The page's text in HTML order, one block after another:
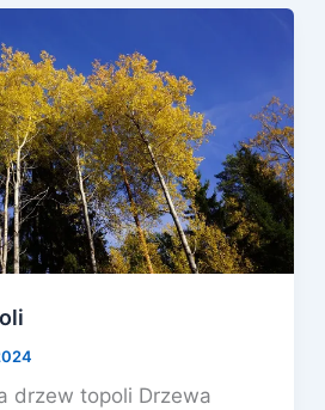
drzew topoli Drzewa